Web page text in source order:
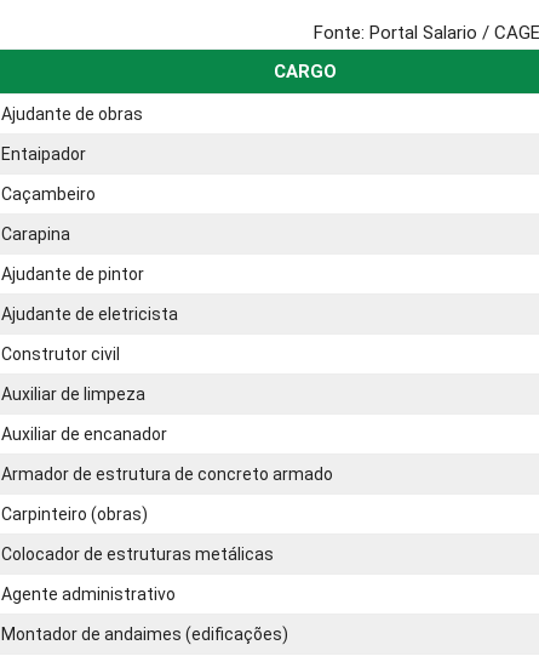
Fonte: Portal Salario /
CARGO
Ajudante de obras
Entaipador
Caçambeiro
Carapina
Ajudante de pintor
Ajudante de eletricista
Construtor civil
Auxiliar de limpeza
Auxiliar de encanador
Armador de estrutura de concreto armado
Carpinteiro (obras)
Colocador de estruturas metálicas
Agente administrativo
Montador de andaimes (edificações)